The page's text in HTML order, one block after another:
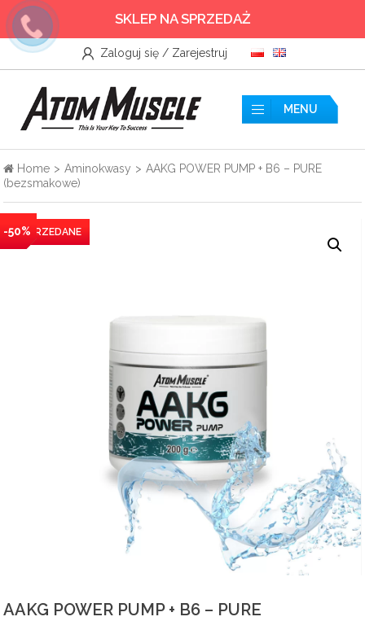
Zaloguj się / Zarejestruj
MENU
Home > Aminokwasy > AAKG POWER PUMP + B6 – PURE
(bezsmakowe)
-50%
AAKG POWER PUMP + B6 – PURE
SKLEP NA SPRZEDAŻ
Akcesoria
Azoty
Boostery Testosteronu
Odżywki przedtreningowe
Odżywki węglowodanowe
Spalacze tłuszczu
Prozdrowotne